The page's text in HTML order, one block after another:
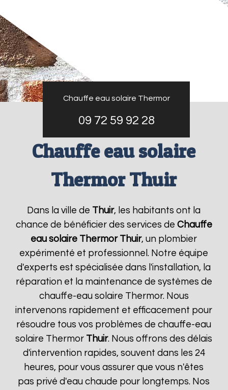
Chauffe eau solaire Thermor
09 72 59 92 28
Chauffe eau solaire
Thermor Thuir
Dans la ville de Thuir, les habitants ont la
chance de bénéficier des services de Chauffe
eau solaire Thermor Thuir, un plombier
expérimenté et professionnel. Notre équipe
d'experts est spécialisée dans l'installation, la
réparation et la maintenance de systèmes de
chauffe-eau solaire Thermor. Nous
intervenons rapidement et efficacement pour
résoudre tous vos problèmes de chauffe-eau
solaire Thermor Thuir. Nous offrons des délais
d'intervention rapides, souvent dans les 24
heures, pour vous assurer que vous n'êtes
pas privé d'eau chaude pour longtemps. Nos